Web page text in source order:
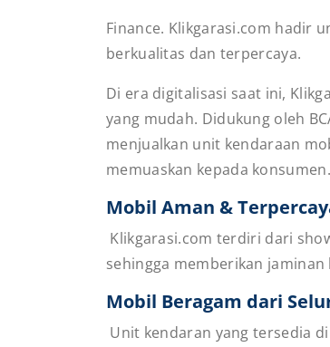
Finance. Klikgarasi.com hadir
berkualitas dan terpercaya.
Di era digitalisasi saat ini,
yang mudah. Didukung oleh
menjualkan unit kendaraan
memuaskan kepada konsumen.
Mobil Aman &
Klikgarasi.com terdiri dari
sehingga memberikan
Mobil Beragam dari
Unit kendaran yang tersedia